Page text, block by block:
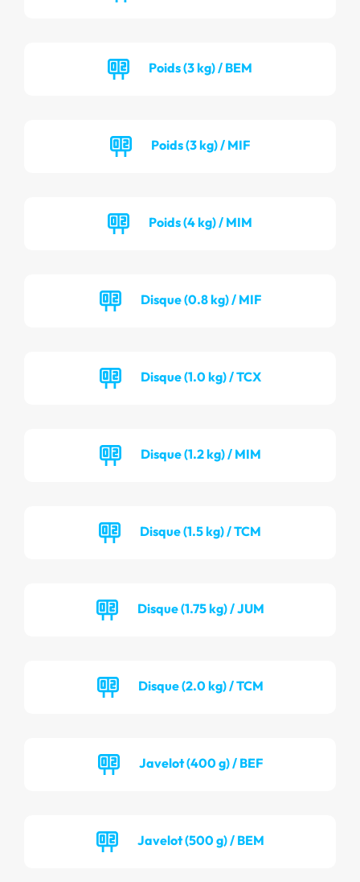
Poids (3 kg) / BEM
Poids (3 kg) / MIF
Poids (4 kg) / MIM
Disque (0.8 kg) / MIF
Disque (1.0 kg) / TCX
Disque (1.2 kg) / MIM
Disque (1.5 kg) / TCM
Disque (1.75 kg) / JUM
Disque (2.0 kg) / TCM
Javelot (400 g) / BEF
Javelot (500 g) / BEM